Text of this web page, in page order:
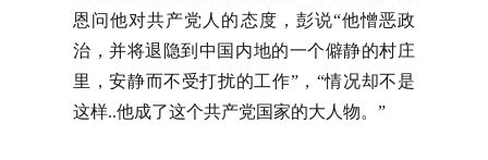
恩问他对共产党人的态度，彭说“他憎恶政
治，并将退隐到中国内地的一个僻静的村庄
里，安静而不受打扰的工作”，“情况却不是
这样..他成了这个共产党国家的大人物。”